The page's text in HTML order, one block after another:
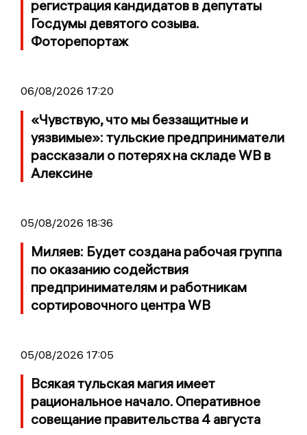
регистрация кандидатов в депутаты
Госдумы девятого созыва.
Фоторепортаж
06/08/2026 17:20
«Чувствую, что мы беззащитные и
уязвимые»: тульские предприниматели
рассказали о потерях на складе WB в
Алексине
05/08/2026 18:36
Миляев: Будет создана рабочая группа
по оказанию содействия
предпринимателям и работникам
сортировочного центра WB
05/08/2026 17:05
Всякая тульская магия имеет
рациональное начало. Оперативное
совещание правительства 4 августа